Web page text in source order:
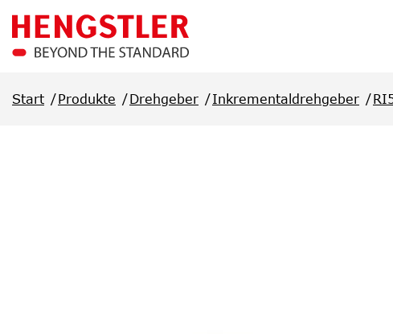
Start Produkte Drehgeber Inkrementaldrehgeber